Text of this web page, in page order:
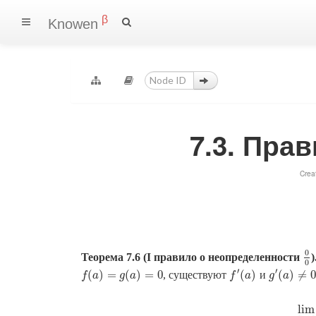
Knowen β
7.3.
Теорема 7.6 (I правило о неопределенности 0
0
00
f(a) = g(a) = 0
f(a)= g(a )=0 , существуют f ′(a)
f′(a) и g′(a) ≠ 0
g′(a)≠ 0
lim
lim